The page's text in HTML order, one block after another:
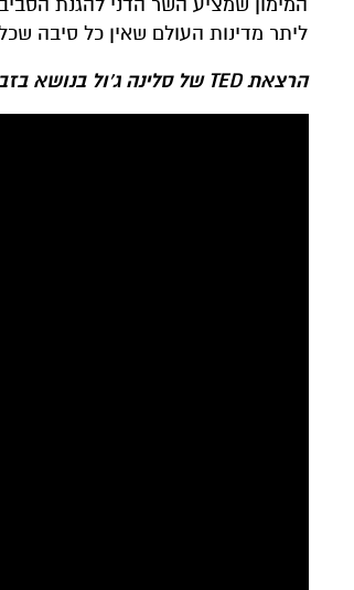
המימון שמציע השר הדני להגנת
ליתר מדינות העולם שאין כל סיבה
הרצאת TED של סלינה ג'ול בנושא בזבוז מזון: